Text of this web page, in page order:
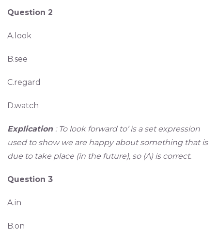
Question 2
A.look
B.see
C.regard
D.watch
Explication : To look forward to’ is a set expression
used to show we are happy about something that is
due to take place (in the future), so (A) is correct.
Question 3
A.in
B.on